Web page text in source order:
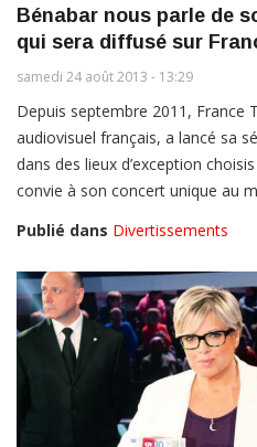
Bénabar nous parle de
qui sera diffusé sur
samedi 24 août 2013 - 13:29
Depuis septembre 2011, France
audiovisuel français, a lancé sa
dans des lieux d’exception
convie à son concert unique au
Publié dans Divertissements